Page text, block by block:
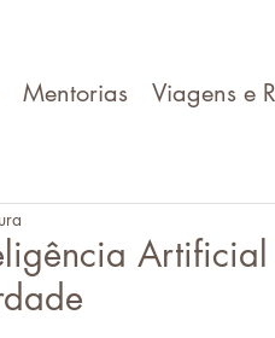
Mentorias Viagens e